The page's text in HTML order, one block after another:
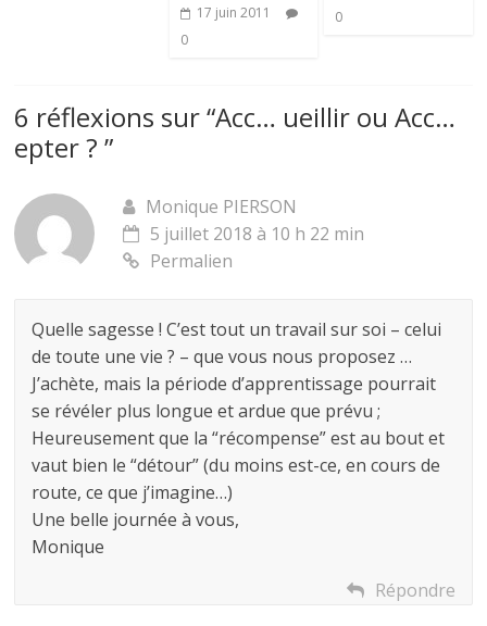
17 juin 2011
0
0
6 réflexions sur “Acc… ueillir ou Acc…
epter ?”
Monique PIERSON
5 juillet 2018 à 10 h 22 min
Permalien
Quelle sagesse ! C’est tout un travail sur soi – celui
de toute une vie ? – que vous nous proposez …
J’achète, mais la période d’apprentissage pourrait
se révéler plus longue et ardue que prévu ;
Heureusement que la “récompense” est au bout et
vaut bien le “détour” (du moins est-ce, en cours de
route, ce que j’imagine…)
Une belle journée à vous,
Monique
Répondre